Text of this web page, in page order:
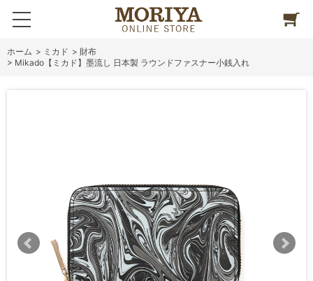
ホーム > ミカド > 財布
> Mikado【ミカド】墨流し 日本製 ラウンドファスナー小銭入れ